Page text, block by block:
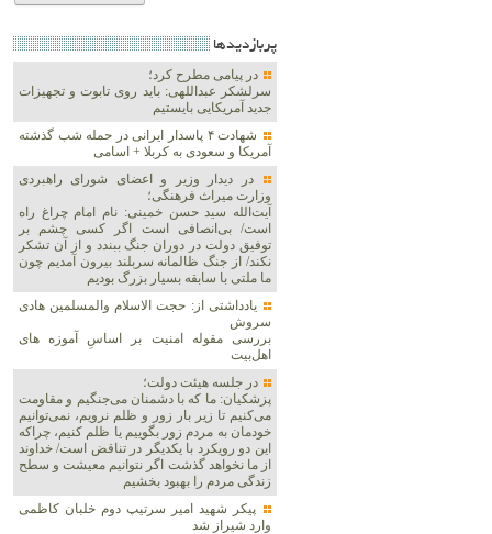
پربازديدها
در پیامی مطرح کرد؛
سرلشکر عبداللهی: باید روی تابوت و تجهیزات
جدید آمریکایی بایستیم
شهادت ۴ پاسدار ایرانی در حمله شب گذشته
آمریکا و سعودی به کربلا + اسامی
در دیدار وزیر و اعضای شورای راهبردی
وزارت‌ میراث فرهنگی؛
آیت‌الله سید حسن خمینی: نام امام چراغ راه
است/ بی‌انصافی است‌ اگر کسی چشم بر
توفیق دولت‌ در دوران جنگ ببندد و از آن تشکر
نکند/ از جنگ ظالمانه سربلند بیرون آمدیم چون
ما ملتی با سابقه بسیار بزرگ بودیم
یادداشتی از: حجت الاسلام والمسلمین هادی
سروش
بررسی مقوله امنیت بر اساسِ آموزه های
اهل‌بیت
در جلسه هیئت دولت؛
پزشکیان: ما که با دشمنان می‌جنگیم و مقاومت
می‌کنیم تا زیر بار زور و ظلم نرویم، نمی‌توانیم
خودمان به مردم زور بگوییم یا ظلم کنیم، چراکه
این دو رویکرد با یکدیگر در تناقض است/ خداوند
از ما نخواهد گذشت اگر نتوانیم معیشت و سطح
زندگی مردم را بهبود بخشیم
پیکر شهید امیر سرتیپ دوم خلبان کاظمی
وارد شیراز شد